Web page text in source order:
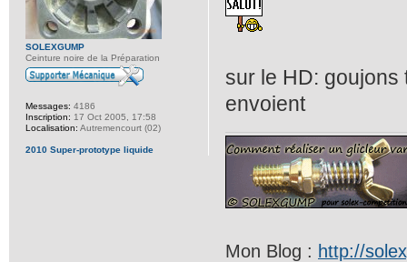
sur le HD:
envoient
Mon Blog : http://
SOLEXGUMP
Ceinture noire de la Préparation
Messages: 4186
Inscription: 17 Oct 2005, 17:58
Localisation: Autremencourt (02)
2010 Super-prototype liquide